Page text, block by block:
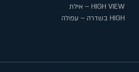
HIGH VIEW – אילת
HIGH בשדרה – עפולה